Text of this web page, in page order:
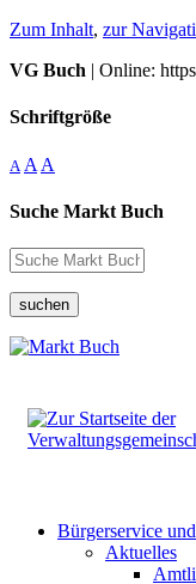
Zum Inhalt, zur
VG Buch | Online:
Schriftgröße
A A A
Suche Markt Buch
suchen
Bürgerservice
Aktuelles